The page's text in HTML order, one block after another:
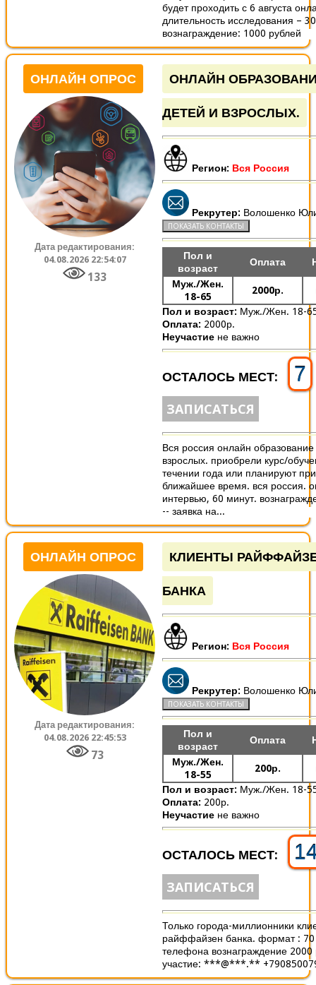
будет проходить с 6 августа
длительность исследования –
вознаграждение: 1000 рублей
ОНЛАЙН ОПРОС
Дата редактирования:
04.08.2026 22:54:07
133
ОНЛАЙН
ДЕТЕЙ И ВЗРОСЛЫХ.
Регион: Вся Россия
Рекрутер: Волошенко
Пол и
возраст
Оплата
Муж./Жен.
18-65
2000р.
Пол и возраст: Муж./Жен. 18-
Оплата: 2000р.
Неучастие не важно
ОСТАЛОСЬ МЕСТ: 7
ЗАПИСАТЬСЯ
Вся россия онлайн
взрослых. приобрели курс/
течении года или планируют
ближайшее время. вся россия.
интервью, 60 минут.
-- заявка на...
ОНЛАЙН ОПРОС
Дата редактирования:
04.08.2026 22:45:53
73
КЛИЕНТЫ
БАНКА
Регион: Вся Россия
Рекрутер: Волошенко
Пол и
возраст
Оплата
Муж./Жен.
18-55
200р.
Пол и возраст: Муж./Жен. 18-
Оплата: 200р.
Неучастие не важно
ОСТАЛОСЬ МЕСТ:
ЗАПИСАТЬСЯ
Только города-миллионники
райффайзен банка. формат : 70
телефона вознаграждение 2000
участие: ***@***.**